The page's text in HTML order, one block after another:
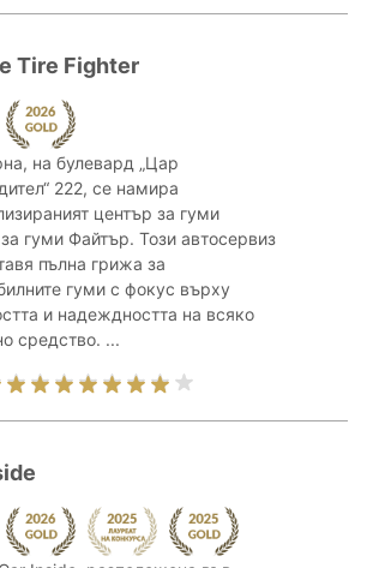
Tire Fighter
на булевард „Цар
222, се намира
център за гуми
гуми Файтър. Този автосервиз
пълна грижа за
гуми с фокус върху
и надеждността на всяко
средство. ...